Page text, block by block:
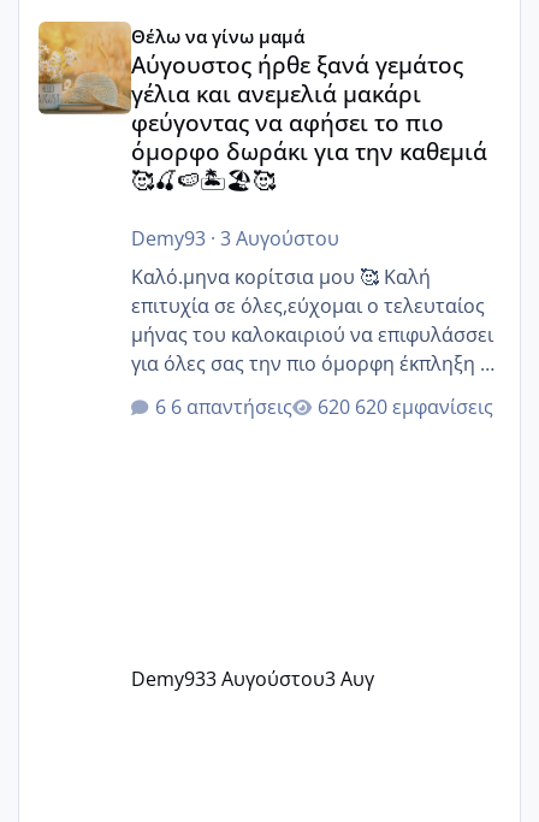
Αύγουστος ήρθε ξανά γεμάτος γέλια και ανεμελιά
Θέλω να γίνω μαμά
Αύγουστος ήρθε ξανά γεμάτος
γέλια και ανεμελιά μακάρι
φεύγοντας να αφήσει το πιο
όμορφο δωράκι για την καθεμιά
🥰🍒🍉🏝️🏖️🥰
Demy93· 3 Αυγούστου
Καλό.μηνα κορίτσια μου 🥰 Καλή
επιτυχία σε όλες,εύχομαι ο τελευταίος
μήνας του καλοκαιριού να επιφυλάσσει
για όλες σας την πιο όμορφη έκπληξη 🧿
@Elk @Melikara86 @Παρασκευαιδου
@Zenia z @melitiniღ @Christi.D.
6 απαντήσεις 620 εμφανίσεις
Demy933 Αυγούστου3 Αυγ